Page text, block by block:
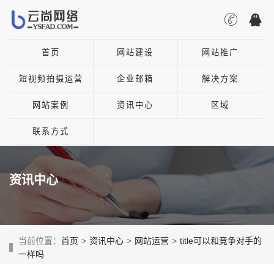
首页 网站建设 网站推广
短视频拍摄运营 企业邮箱 解决方案
网站案例 资讯中心 区域
联系方式
资讯中心
当前位置： 首页 > 资讯中心 > 网站运营 > title可以和竞争对手的
一样吗